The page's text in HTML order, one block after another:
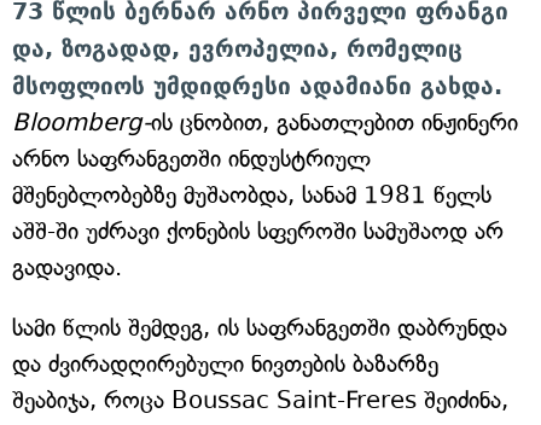
73 წლის ბერნარ არნო პირველი ფრანგი
და, ზოგადად, ევროპელია, რომელიც
მსოფლიოს უმდიდრესი ადამიანი გახდა.
Bloomberg-ის ცნობით, განათლებით ინჟინერი
არნო საფრანგეთში ინდუსტრიულ
მშენებლობებზე მუშაობდა, სანამ 1981 წელს
აშშ-ში უძრავი ქონების სფეროში სამუშაოდ არ
გადავიდა.
სამი წლის შემდეგ, ის საფრანგეთში დაბრუნდა
და ძვირადღირებული ნივთების ბაზარზე
შეაბიჯა, როცა Boussac Saint-Freres შეიძინა,